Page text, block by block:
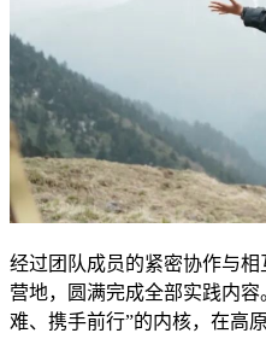
经过团队成员的紧密协作与
营地，圆满完成全部实践内
难、携手前行”的内核，在高